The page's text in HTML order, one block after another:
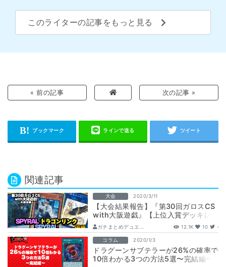
このライターの記事をもっと見る
« 前の記事 次の記事 »
関連記事
大会 2020/3/11
【大会結果報告】『第30回ガロスCS
with大阪遊戯』【上位入賞デッキレ
シピ】
ガチまとめデュエ... 12.1K 10 -
コラム 2020/1/3
ドラグーンサブテラーが26%の確率で
10倍わかる3つの方法5選〜完結編〜